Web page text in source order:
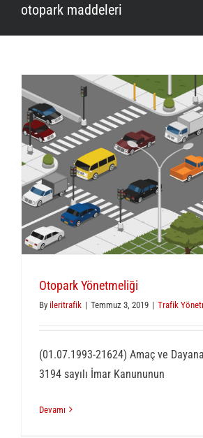
otopark maddeleri
Otopark Yönetmeliği
By ileritrafik | Temmuz 3, 2019 | Trafik
(01.07.1993-21624) Amaç ve
3194 sayılı İmar Kanununun
Devamı